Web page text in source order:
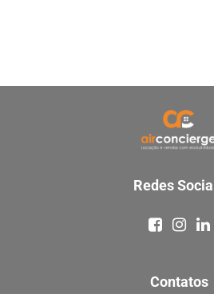
Redes
Contatos